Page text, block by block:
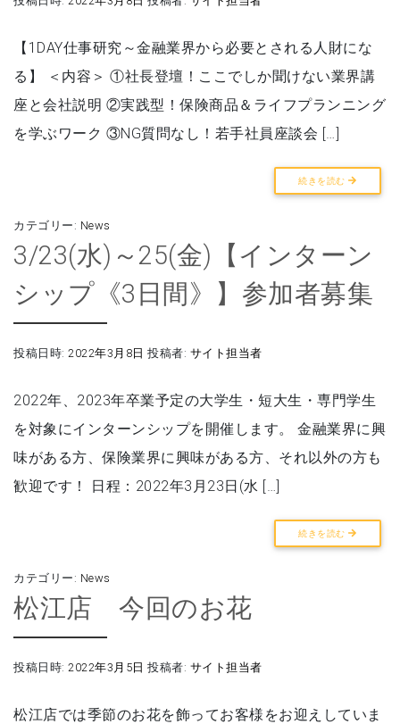
【1DAY仕事研究～金融業界から必要とされる人財にな
る】 ＜内容＞ ①社長登壇！ここでしか聞けない業界講
座と会社説明 ②実践型！保険商品＆ライフプランニング
を学ぶワーク ③NG質問なし！若手社員座談会 […]
続きを読む
カテゴリー: News
3/23(水)～25(金)【インターン
シップ《3日間》】参加者募集
投稿日時: 2022年3月8日 投稿者: サイト担当者
2022年、2023年卒業予定の大学生・短大生・専門学生
を対象にインターンシップを開催します。 金融業界に興
味がある方、保険業界に興味がある方、それ以外の方も
歓迎です！ 日程：2022年3月23日(水 […]
続きを読む
カテゴリー: News
松江店 今回のお花
投稿日時: 2022年3月5日 投稿者: サイト担当者
松江店では季節のお花を飾ってお客様をお迎えしていま